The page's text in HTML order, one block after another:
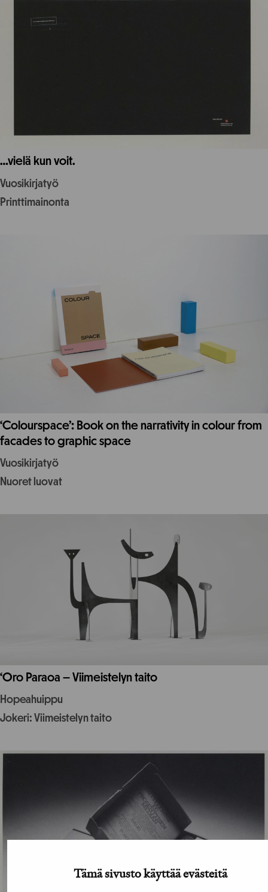
Tämä sivusto käyttää evästeitä
…vielä kun voit.
Vuosikirjatyö
Printtimainonta
‘Colourspace’: Book on the narrativity in colour from
facades to graphic space
Vuosikirjatyö
Nuoret luovat
‘Oro Paraoa – Viimeistelyn taito
Hopeahuippu
Jokeri: Viimeistelyn taito